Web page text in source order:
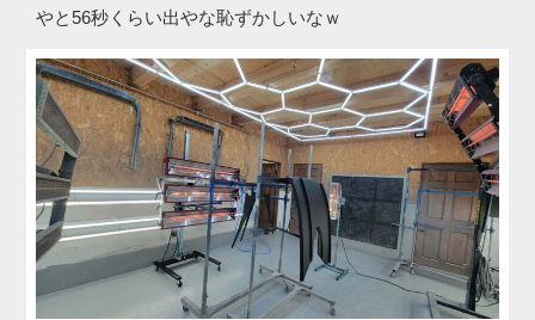
やと56秒くらい出やな恥ずかしいなｗ